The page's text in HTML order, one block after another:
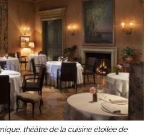
théâtre de la cuisine étoilée de